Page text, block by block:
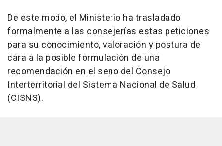
De este modo, el Ministerio ha trasladado
formalmente a las consejerías estas peticiones
para su conocimiento, valoración y postura de
cara a la posible formulación de una
recomendación en el seno del Consejo
Interterritorial del Sistema Nacional de Salud
(CISNS).